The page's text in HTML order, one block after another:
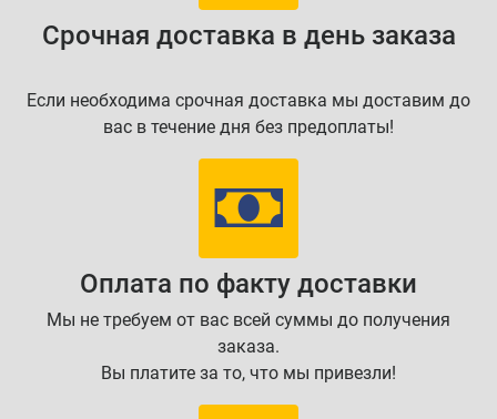
Срочная доставка в день заказа
Если необходима срочная доставка мы доставим до
вас в течение дня без предоплаты!
Оплата по факту доставки
Мы не требуем от вас всей суммы до получения
заказа.
Вы платите за то, что мы привезли!